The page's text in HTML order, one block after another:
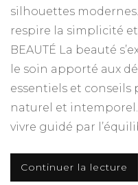
silhouettes
respire la simplicité
BEAUTÉ La beauté
le soin apporté aux
essentiels et conseils
naturel et intemporel.
vivre guidé par
Continuer la lecture